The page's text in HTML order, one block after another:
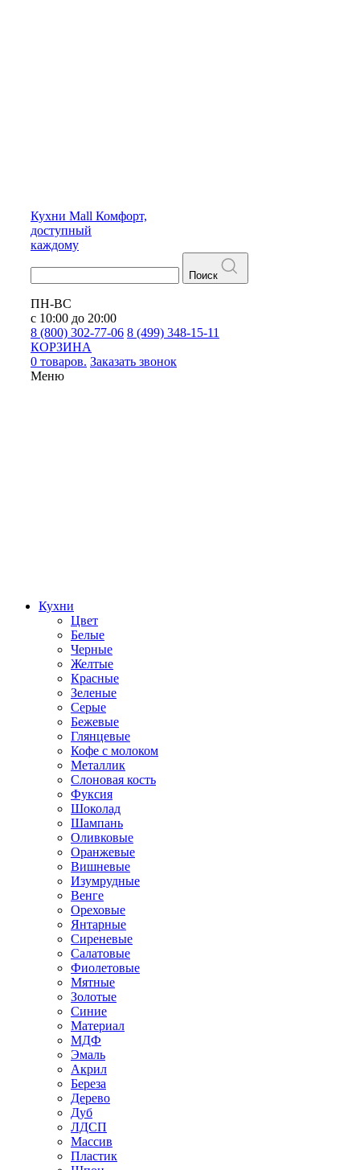
Кухни Mall Комфорт,
доступный
каждому
Поиск
ПН-ВС
с 10:00 до 20:00
8 (800) 302-77-06 8 (499) 348-15-11
КОРЗИНА
0 товаров. Заказать звонок
Меню
Кухни
Цвет
Белые
Черные
Желтые
Красные
Зеленые
Серые
Бежевые
Глянцевые
Кофе с молоком
Металлик
Слоновая кость
Фуксия
Шоколад
Шампань
Оливковые
Оранжевые
Вишневые
Изумрудные
Венге
Ореховые
Янтарные
Сиреневые
Салатовые
Фиолетовые
Мятные
Золотые
Синие
Материал
МДФ
Эмаль
Акрил
Береза
Дерево
Дуб
ЛДСП
Массив
Пластик